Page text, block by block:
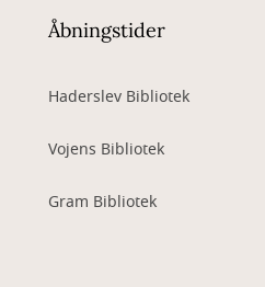
Åbningstider
Haderslev Bibliotek
Vojens Bibliotek
Gram Bibliotek